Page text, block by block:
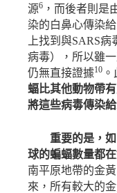
源6 ，而後者則是
染的白鼻心傳染
上找到與SARS病
病毒），所以雖
仍無直接證據10 。
蝠比其他動物帶
將這些病毒傳染
重要的是，
球的蝙蝠數量都
南平原地帶的金
來，所有較大的